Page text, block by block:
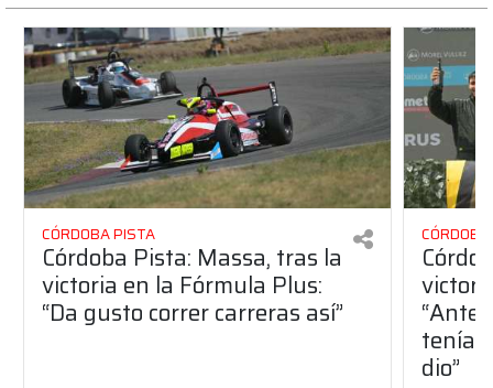
CÓRDOBA PISTA
Córdoba Pista: Massa, tras la
victoria en la Fórmula Plus:
“Da gusto correr carreras así”
dio”